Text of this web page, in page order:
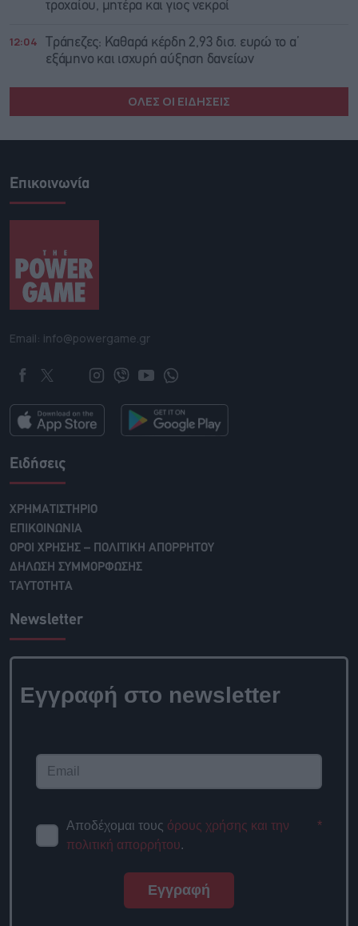
τροχαίου, μητέρα και γιος νεκροί
12:04
Τράπεζες: Καθαρά κέρδη 2,93 δισ. ευρώ το α’
εξάμηνο και ισχυρή αύξηση δανείων
ΟΛΕΣ ΟΙ ΕΙΔΗΣΕΙΣ
Επικοινωνία
Email: info@powergame.gr
Ειδήσεις
ΧΡΗΜΑΤΙΣΤΗΡΙΟ
ΕΠΙΚΟΙΝΩΝΙΑ
ΟΡΟΙ ΧΡΗΣΗΣ – ΠΟΛΙΤΙΚΗ ΑΠΟΡΡΗΤΟΥ
ΔΗΛΩΣΗ ΣΥΜΜΟΡΦΩΣΗΣ
ΤΑΥΤΟΤΗΤΑ
Newsletter
Εγγραφή στο newsletter
Αποδέχομαι τους όρους χρήσης και την
πολιτική απορρήτου.
*
Εγγραφή